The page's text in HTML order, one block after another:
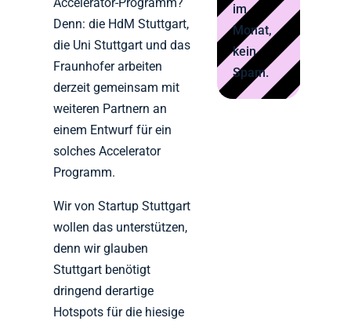
Denn: die HdM Stuttgart,
die Uni Stuttgart und das
Fraunhofer arbeiten
derzeit gemeinsam mit
weiteren Partnern an
einem Entwurf für ein
solches Accelerator
Programm.
Wir von Startup Stuttgart
wollen das unterstützen,
denn wir glauben
Stuttgart benötigt
dringend derartige
Hotspots für die hiesige
im
Monat,
kein
Spam.